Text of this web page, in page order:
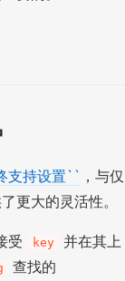
支持设置`` ，与仅
更大的灵活性。
受 key
并在其上
查找的